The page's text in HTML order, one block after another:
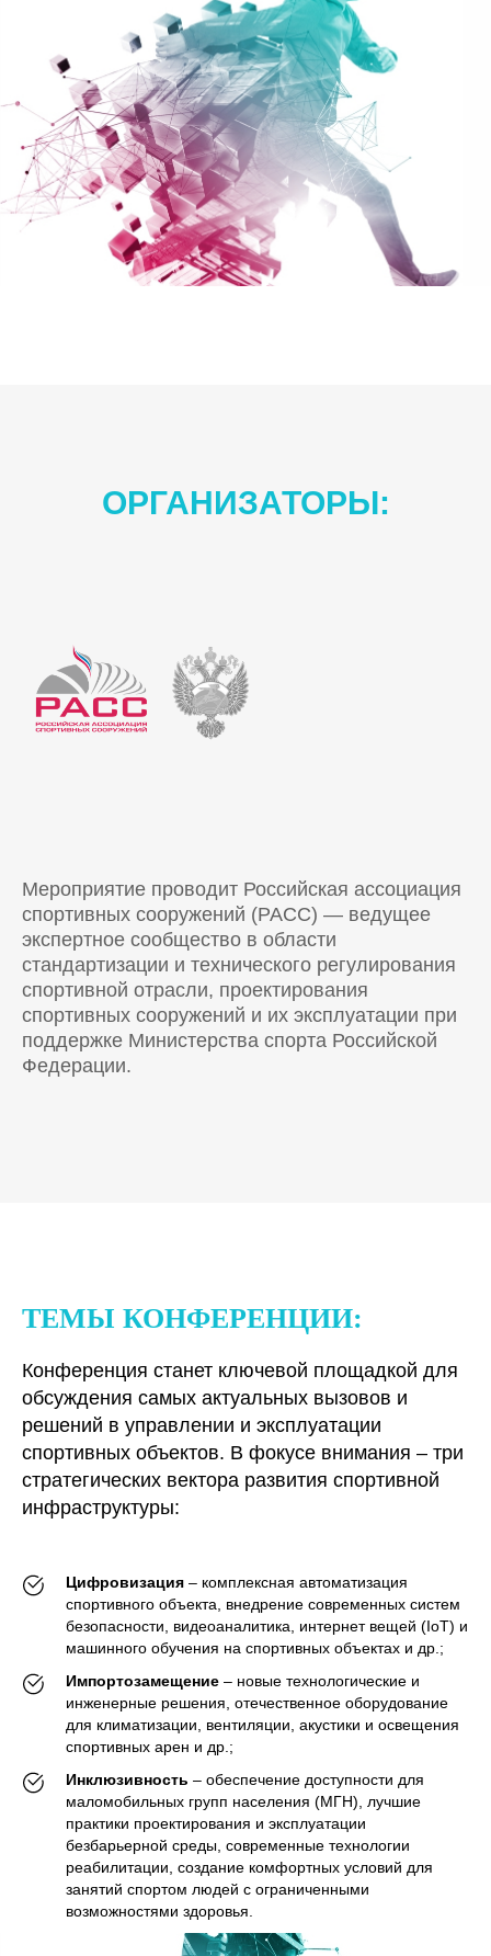
ОРГАНИЗАТОРЫ:
Мероприятие проводит Российская ассоциация
спортивных сооружений (РАСС) — ведущее
экспертное сообщество в области
стандартизации и технического регулирования
спортивной отрасли, проектирования
спортивных сооружений и их эксплуатации при
поддержке Министерства спорта Российской
Федерации.
ТЕМЫ КОНФЕРЕНЦИИ:
Конференция станет ключевой площадкой для
обсуждения самых актуальных вызовов и
решений в управлении и эксплуатации
спортивных объектов. В фокусе внимания – три
стратегических вектора развития спортивной
инфраструктуры:
Цифровизация – комплексная автоматизация
спортивного объекта, внедрение современных систем
безопасности, видеоаналитика, интернет вещей (IoT) и
машинного обучения на спортивных объектах и др.;
Импортозамещение – новые технологические и
инженерные решения, отечественное оборудование
для климатизации, вентиляции, акустики и освещения
спортивных арен и др.;
Инклюзивность – обеспечение доступности для
маломобильных групп населения (МГН), лучшие
практики проектирования и эксплуатации
безбарьерной среды, современные технологии
реабилитации, создание комфортных условий для
занятий спортом людей с ограниченными
возможностями здоровья.